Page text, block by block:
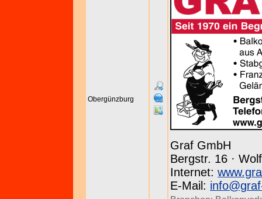
Obergünzburg
Graf GmbH
Bergstr. 16 ·
Internet:
E-Mail: